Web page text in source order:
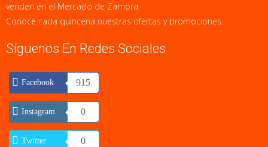
venden en el Mercado de Zamora.
Conoce cada quincena nuestras ofertas y promociones.
Síguenos En Redes Sociales
Facebook 915
Instagram 0
Twitter 0